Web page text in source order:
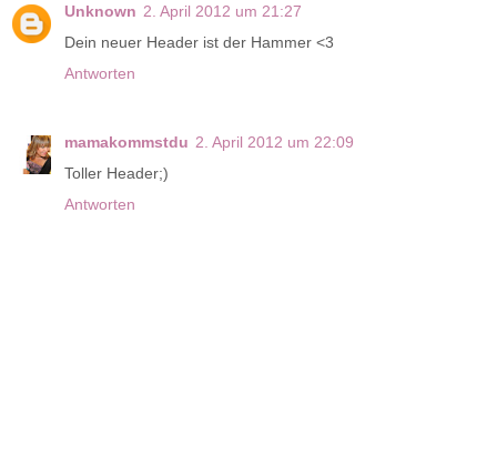
Unknown 2. April 2012 um 21:27
Dein neuer Header ist der Hammer <3
Antworten
mamakommstdu 2. April 2012 um 22:09
Toller Header;)
Antworten